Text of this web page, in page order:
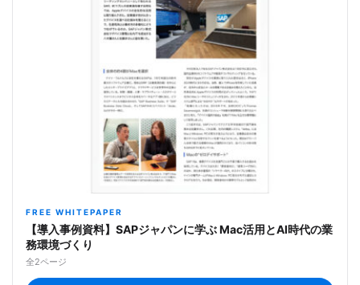
FREE WHITEPAPER
【導入事例資料】SAPジャパンに学ぶ Mac活用とAI時代の業
務環境づくり
全2ページ